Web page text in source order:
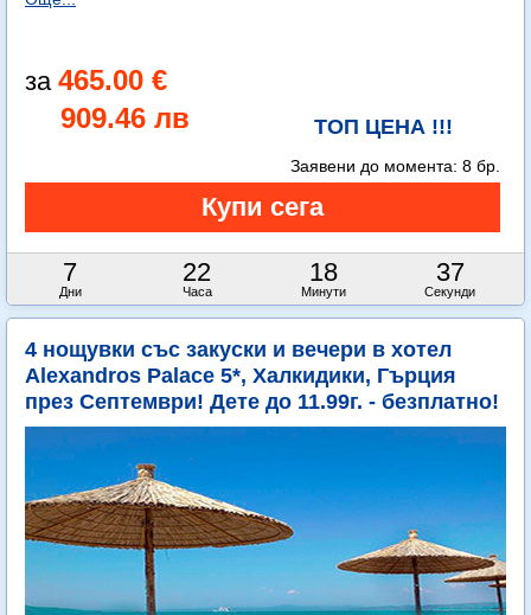
465.00 €
909.46 лв
ТОП ЦЕНА !!!
7
Дни
22
Часа
18
Минути
35
Секунди
Заявени до момента: 8 бр.
4 нощувки със закуски и вечери в хотел
Alexandros Palace 5*, Халкидики, Гърция
през Септември! Дете до 11.99г. - безплатно!